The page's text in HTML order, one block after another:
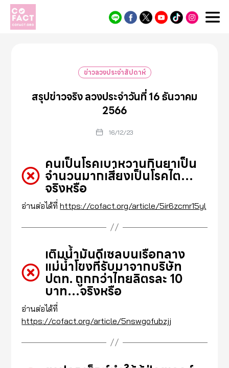
Cofact
ข่าวลวงประจำสัปดาห์
สรุปข่าวจริง ลวงประจำวันที่ 16 ธันวาคม
2566
16/12/23
คนเป็นโรคเบาหวานกินยาเป็น
จำนวนมากเสี่ยงเป็นโรคไต…
จริงหรือ
อ่านต่อได้ที่https://cofact.org/article/5ir6zcmr15yl
เติมน้ำมันดีเซลบนเรือกลาง
แม่น้ำโขงที่รับมาจากบริษัท
ปตท. ถูกกว่าไทยลิตรละ 10
บาท…จริงหรือ
อ่านต่อได้ที่
https://cofact.org/article/5nswgofubzjj